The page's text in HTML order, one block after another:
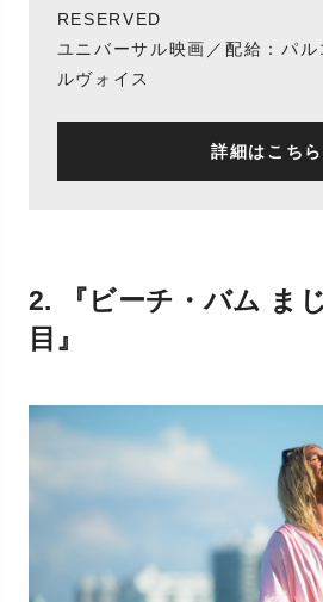
RESERVED
ユニバーサル映画／配給：パル
ルヴォイス
詳細はこちら
2. 『ビーチ・バム ま
目』